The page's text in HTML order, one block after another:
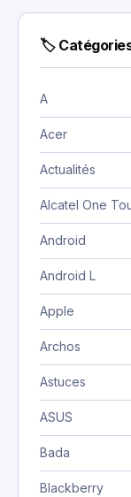
🏷
A
Acer
Actualités
Alcatel One
Android
Android L
Apple
Archos
Astuces
ASUS
Bada
Blackberry